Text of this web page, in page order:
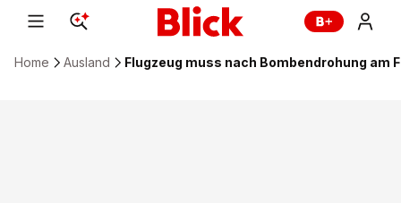
Home Ausland Flugzeug muss nach Bombendrohung am